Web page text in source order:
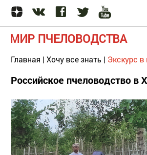
МИР ПЧЕЛОВОДСТВА
Главная | Хочу все знать | Экскурс
Российское пчеловодство в